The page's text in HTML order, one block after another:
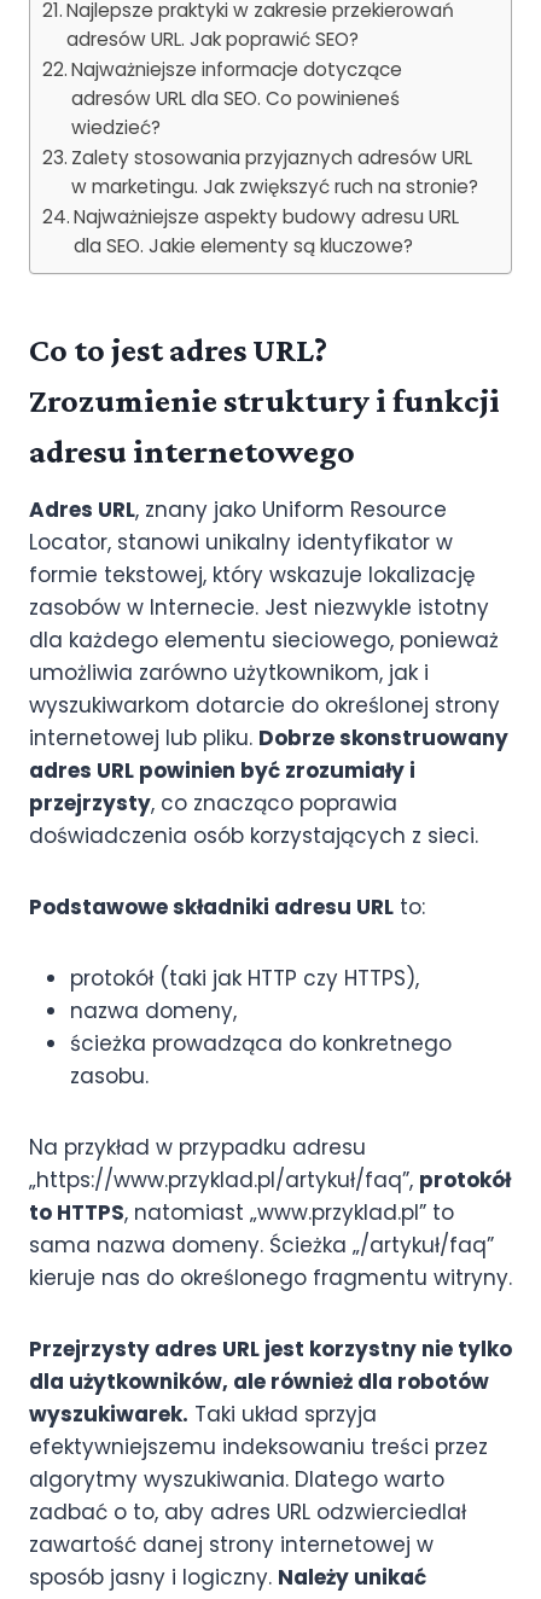
Najlepsze praktyki w zakresie przekierowań
adresów URL. Jak poprawić SEO?
Najważniejsze informacje dotyczące
adresów URL dla SEO. Co powinieneś
wiedzieć?
Zalety stosowania przyjaznych adresów URL
w marketingu. Jak zwiększyć ruch na stronie?
Najważniejsze aspekty budowy adresu URL
dla SEO. Jakie elementy są kluczowe?
Co to jest adres URL?
Zrozumienie struktury i funkcji
adresu internetowego
Adres URL, znany jako Uniform Resource
Locator, stanowi unikalny identyfikator w
formie tekstowej, który wskazuje lokalizację
zasobów w Internecie. Jest niezwykle istotny
dla każdego elementu sieciowego, ponieważ
umożliwia zarówno użytkownikom, jak i
wyszukiwarkom dotarcie do określonej strony
internetowej lub pliku. Dobrze skonstruowany
adres URL powinien być zrozumiały i
przejrzysty, co znacząco poprawia
doświadczenia osób korzystających z sieci.
Podstawowe składniki adresu URL to:
protokół (taki jak HTTP czy HTTPS),
nazwa domeny,
ścieżka prowadząca do konkretnego
zasobu.
Na przykład w przypadku adresu
„https://www.przyklad.pl/artykuł/faq”, protokół
to HTTPS, natomiast „www.przyklad.pl” to
sama nazwa domeny. Ścieżka „/artykuł/faq”
kieruje nas do określonego fragmentu witryny.
Przejrzysty adres URL jest korzystny nie tylko
dla użytkowników, ale również dla robotów
wyszukiwarek. Taki układ sprzyja
efektywniejszemu indeksowaniu treści przez
algorytmy wyszukiwania. Dlatego warto
zadbać o to, aby adres URL odzwierciedlał
zawartość danej strony internetowej w
sposób jasny i logiczny. Należy unikać